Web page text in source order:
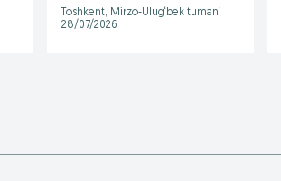
Toshkent, Mirzo-Ulug‘bek tumani
28/07/2026